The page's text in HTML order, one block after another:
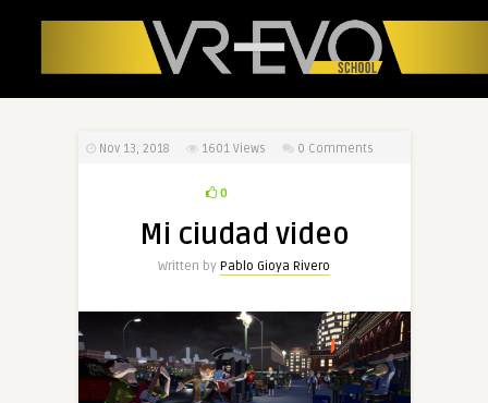
Nov 13, 2018 1601 Views 0 Comments
0
Mi ciudad video
Written by Pablo Gioya Rivero